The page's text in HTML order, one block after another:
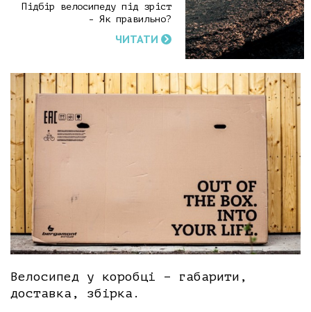
Підбір велосипеду під зріст
- Як правильно?
ЧИТАТИ
Велосипед у коробці – габарити,
доставка, збірка.